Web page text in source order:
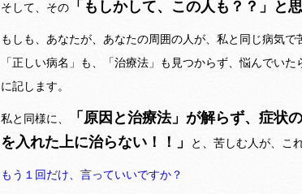
そして、その 「もしかして、この人も？？」と
もしも、あなたが、あなたの周囲の人が、私と同じ病気で
「正しい病名」も、「治療法」も見つからず、悩んでい
に記します。
私と同様に、
「原因と治療法」が解らず、症状
を入れた上に治らない！！」
と、苦しむ人が、こ
もう１回だけ、言っていいですか？